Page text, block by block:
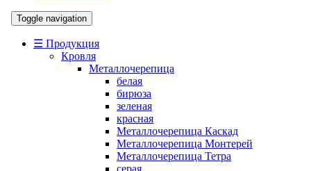
Toggle navigation
☰ Продукция
Кровля
Металлочерепица
белая
бирюза
зеленая
красная
Металлочерепица Каскад
Металлочерепица Монтерей
Металлочерепица Тетра
серая